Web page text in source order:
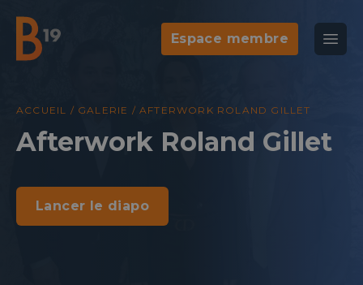
National Business Club & Networking
Espace membre
ACCUEIL / GALERIE /AFTERWORK ROLAND GILLET
Afterwork Roland Gillet
Lancer le diapo